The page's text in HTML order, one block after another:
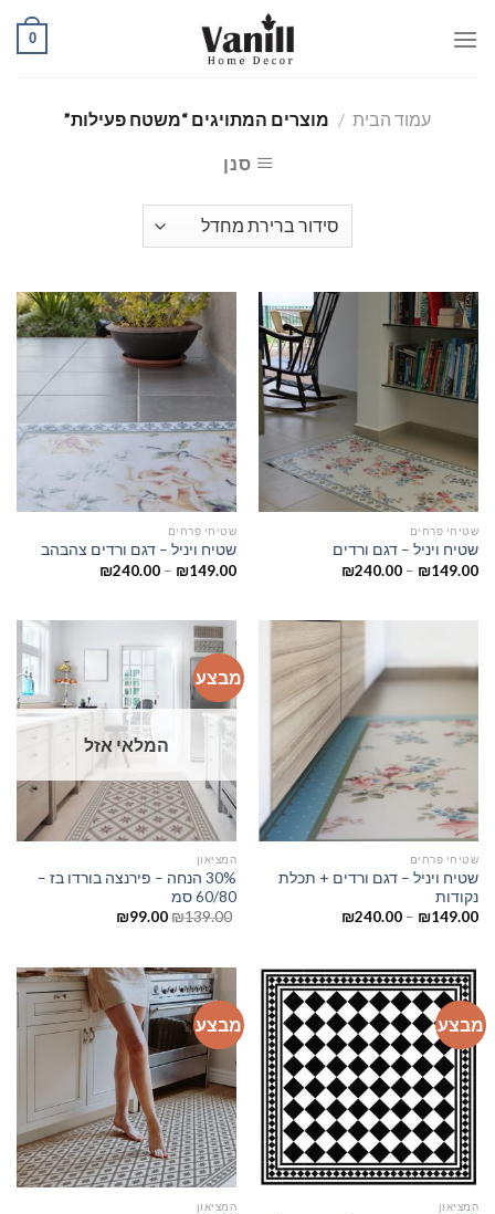
0
עמוד הבית / מוצרים המתויגים “משטח פעילות”
סנן
שטיחי פרחים
שטיח ויניל – דגם ורדים
₪149.00
–
₪240.00
שטיחי פרחים
שטיח ויניל – דגם ורדים צהבהב
₪149.00
–
₪240.00
שטיחי פרחים
שטיח ויניל – דגם ורדים + תכלת
נקודות
₪149.00
–
₪240.00
מבצע
המלאי אזל
המציאון
30% הנחה – פירנצה בורדו בז –
60/80 סמ
₪139.00
₪99.00
מבצע
המציאון
מבצע
המציאון